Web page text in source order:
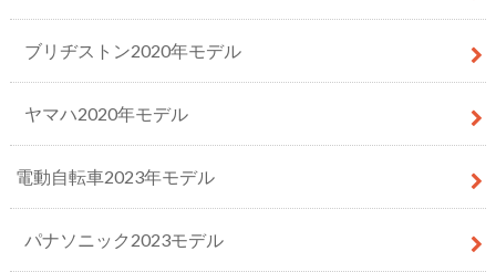
ブリヂストン2020年モデル
ヤマハ2020年モデル
電動自転車2023年モデル
パナソニック2023モデル